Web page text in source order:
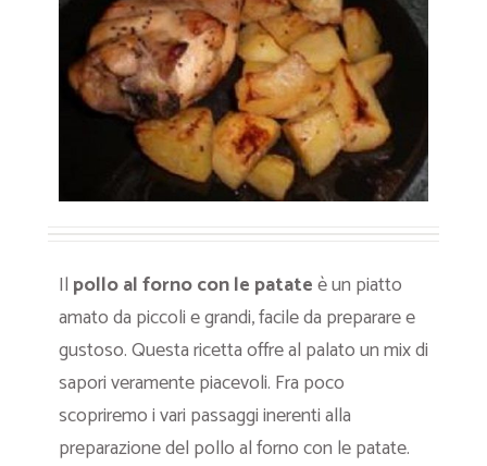
Il pollo al forno con le patateè un piatto
amato da piccoli e grandi, facile da preparare e
gustoso. Questa ricetta offre al palato un mix di
sapori veramente piacevoli. Fra poco
scopriremo i vari passaggi inerenti alla
preparazione del pollo al forno con le patate.